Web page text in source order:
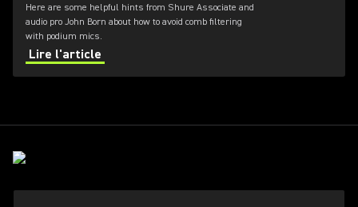
Here are some helpful hints from Shure Associate and
audio pro John Born about how to avoid comb filtering
with podium mics.
Lire l'article